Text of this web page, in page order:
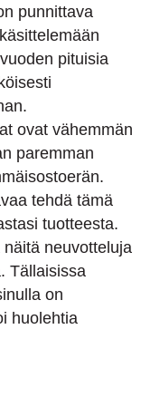
punnittava
pituisia
ovat vähemmän
paremman
tehdä tämä
tuotteesta.
neuvotteluja
Tällaisissa
on
huolehtia